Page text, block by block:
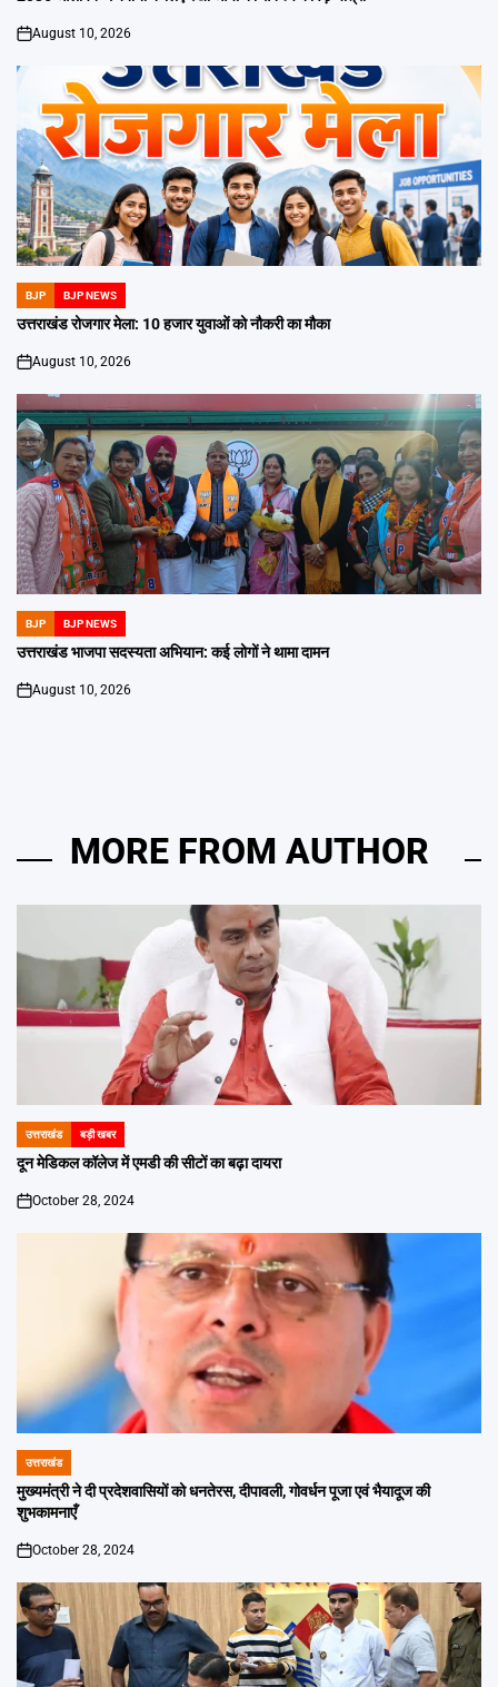
on
August 10, 2026
POSTED
IN
BJP BJP NEWS
उत्तराखंड रोजगार मेला: 10 हजार युवाओं को नौकरी का मौका
on
August 10, 2026
POSTED
IN
BJP BJP NEWS
उत्तराखंड भाजपा सदस्यता अभियान: कई लोगों ने थामा दामन
on
August 10, 2026
MORE FROM AUTHOR
POSTED
IN
उत्तराखंड बड़ी खबर
दून मेडिकल कॉलेज में एमडी की सीटों का बढ़ा दायरा
on
October 28, 2024
POSTED
IN
उत्तराखंड
मुख्यमंत्री ने दी प्रदेशवासियों को धनतेरस, दीपावली, गोवर्धन पूजा एवं भैयादूज की
शुभकामनाएँ
on
October 28, 2024